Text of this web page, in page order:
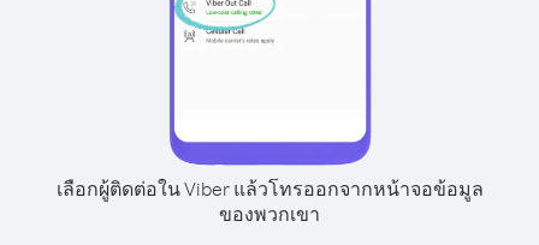
เลือกผู้ติดต่อใน Viber แล้วโทรออกจากหน้าจอข้อมูล
ของพวกเขา